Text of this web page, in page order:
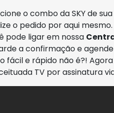
o combo da SKY de
o pedido por aqui
pode ligar em nossa
a confirmação e
fácil e rápido não é?!
TV por assinatura